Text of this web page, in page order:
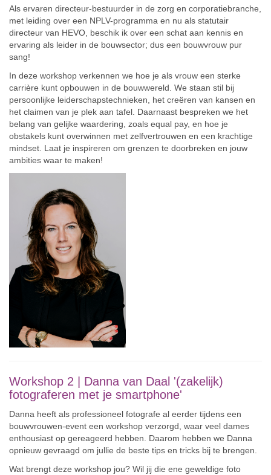
Als ervaren directeur-bestuurder in de zorg en corporatiebranche,
met leiding over een NPLV-programma en nu als statutair
directeur van HEVO, beschik ik over een schat aan kennis en
ervaring als leider in de bouwsector; dus een bouwvrouw pur
sang!
In deze workshop verkennen we hoe je als vrouw een sterke
carrière kunt opbouwen in de bouwwereld. We staan stil bij
persoonlijke leiderschapstechnieken, het creëren van kansen en
het claimen van je plek aan tafel. Daarnaast bespreken we het
belang van gelijke waardering, zoals equal pay, en hoe je
obstakels kunt overwinnen met zelfvertrouwen en een krachtige
mindset. Laat je inspireren om grenzen te doorbreken en jouw
ambities waar te maken!
Workshop 2 | Danna van Daal '(zakelijk)
fotograferen met je smartphone'
Danna heeft als professioneel fotografe al eerder tijdens een
bouwvrouwen-event een workshop verzorgd, waar veel dames
enthousiast op gereageerd hebben. Daarom hebben we Danna
opnieuw gevraagd om jullie de beste tips en tricks bij te brengen.
Wat brengt deze workshop jou? Wil jij die ene geweldige foto